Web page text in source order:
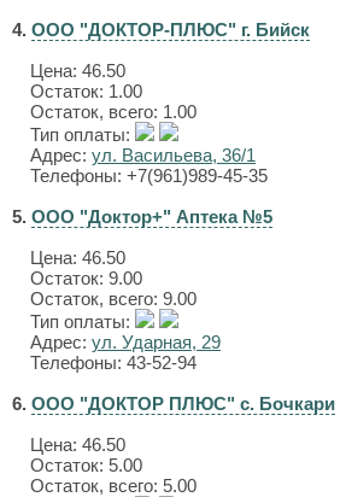
4. ООО "ДОКТОР-ПЛЮС" г. Бийск
Цена: 46.50
Остаток: 1.00
Остаток, всего: 1.00
Тип оплаты:
Адрес: ул. Васильева, 36/1
Телефоны: +7(961)989-45-35
5. ООО "Доктор+" Аптека №5
Цена: 46.50
Остаток: 9.00
Остаток, всего: 9.00
Тип оплаты:
Адрес: ул. Ударная, 29
Телефоны: 43-52-94
6. ООО "ДОКТОР ПЛЮС" с. Бочкари
Цена: 46.50
Остаток: 5.00
Остаток, всего: 5.00